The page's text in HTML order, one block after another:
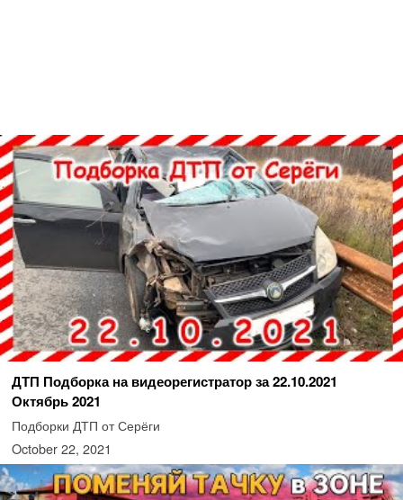
ДТП Подборка на видеорегистратор за 22.10.2021
Октябрь 2021
Подборки ДТП от Серёги
October 22, 2021